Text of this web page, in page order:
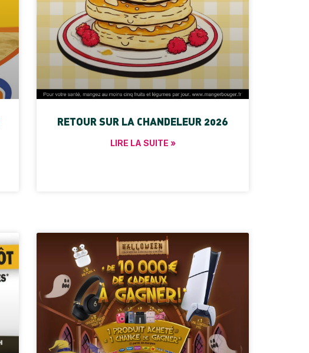
RETOUR SUR LA CHANDELEUR 2026
LIRE LA SUITE »